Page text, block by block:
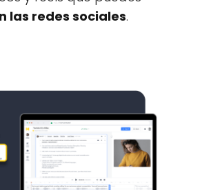
las redes sociales.